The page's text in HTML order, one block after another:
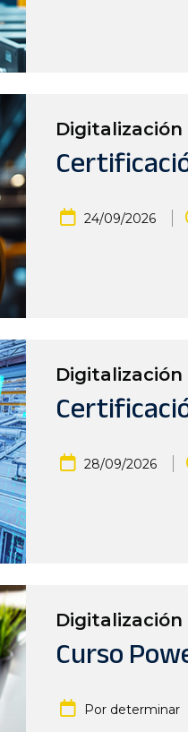
Digitalización
24/09/2026 |
Digitalización
28/09/2026 |
Digitalización
Curso
Por determinar